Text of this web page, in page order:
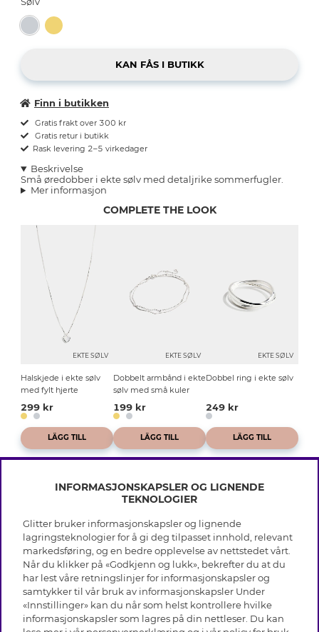
Finn i butikken
Gratis frakt over 300 kr
Gratis retur i butikk
Rask levering 2–5 virkedager
Beskrivelse
Små øredobber i ekte sølv med detaljrike sommerfugler.
Mer informasjon
COMPLETE THE LOOK
EKTE SØLV
Halskjede i ekte sølv
med fylt hjerte
299 kr
LÄGG TILL
EKTE SØLV
Dobbelt armbånd i ekte
sølv med små kuler
199 kr
LÄGG TILL
EKTE SØLV
Dobbel ring i ekte sølv
249 kr
LÄGG TILL
INFO
Vilkår
Personvern
Cookies
Medlemsvilkår
Jobb hos Glitter
OM GLITTER
Black Friday
Våre butikker
Varemerker
HJELP
INFORMASJONSKAPSLER OG LIGNENDE
TEKNOLOGIER
Glitter bruker informasjonskapsler og lignende
lagringsteknologier for å gi deg tilpasset innhold, relevant
markedsføring, og en bedre opplevelse av nettstedet vårt.
Når du klikker på «Godkjenn og lukk», bekrefter du at du
har lest våre retningslinjer for informasjonskapsler og
samtykker til vår bruk av informasjonskapsler Under
«Innstillinger» kan du når som helst kontrollere hvilke
informasjonskapsler som lagres på din nettleser. Du kan